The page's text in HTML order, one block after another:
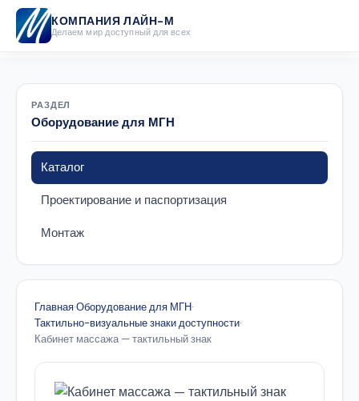
КОМПАНИЯ ЛАЙН-М
Делаем мир доступный для всех
РАЗДЕЛ
Оборудование для МГН
Каталог
Проектирование и паспортизация
Монтаж
Главная·Оборудование для МГН·
Тактильно-визуальные знаки доступности·
Кабинет массажа — тактильный знак